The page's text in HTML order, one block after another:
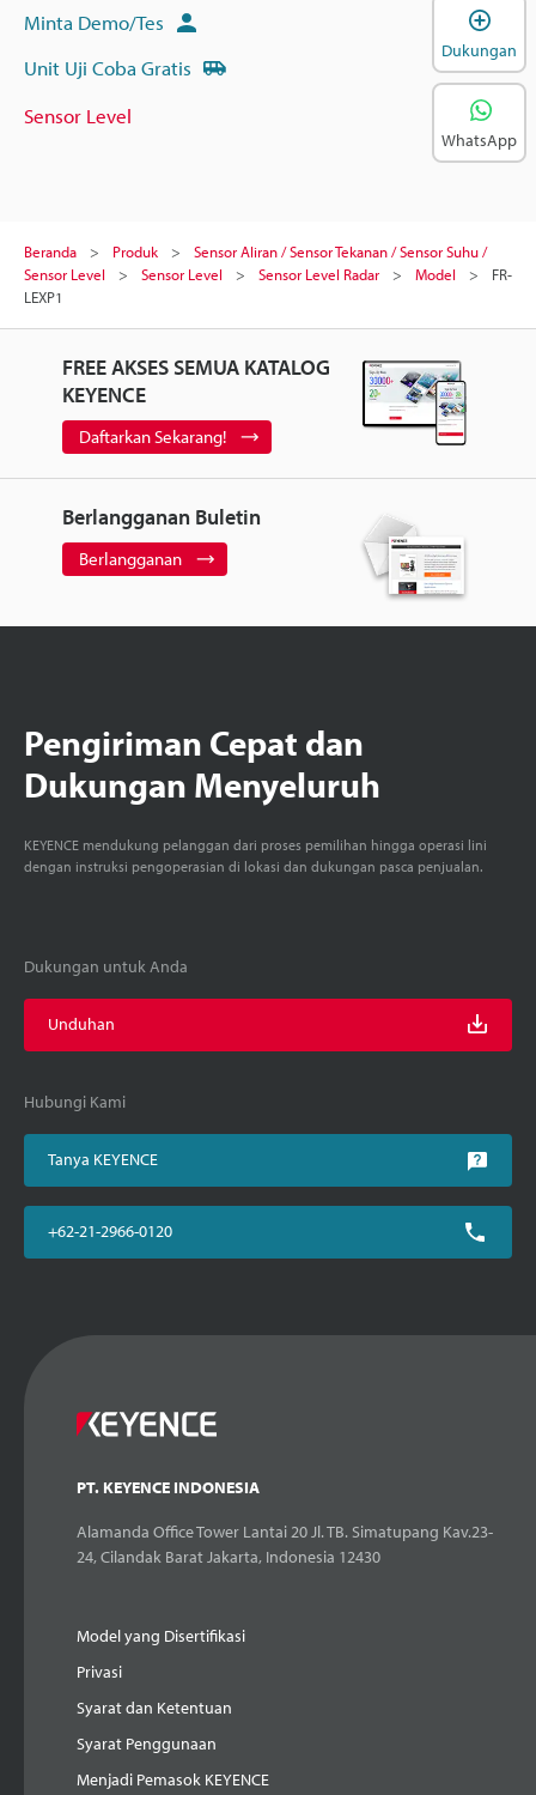
Minta Demo/Tes
Unit Uji Coba Gratis
Sensor Level
Beranda Produk
Sensor Aliran / Sensor Tekanan / Sensor Suhu /
Sensor Level
Sensor Level Sensor Level Radar Model
FR-
LEXP1
FREE AKSES SEMUA KATALOG
KEYENCE
Daftarkan Sekarang!
Berlangganan Buletin
Berlangganan
Pengiriman Cepat dan
Dukungan Menyeluruh
KEYENCE mendukung pelanggan dari proses pemilihan hingga operasi lini
dengan instruksi pengoperasian di lokasi dan dukungan pasca penjualan.
Dukungan untuk Anda
Unduhan
Hubungi Kami
Tanya KEYENCE
+62-21-2966-0120
PT. KEYENCE INDONESIA
Alamanda Office Tower Lantai 20 Jl. TB. Simatupang Kav.23-
24, Cilandak Barat Jakarta, Indonesia 12430
Model yang Disertifikasi
Privasi
Syarat dan Ketentuan
Syarat Penggunaan
Menjadi Pemasok KEYENCE
Dukungan
WhatsApp